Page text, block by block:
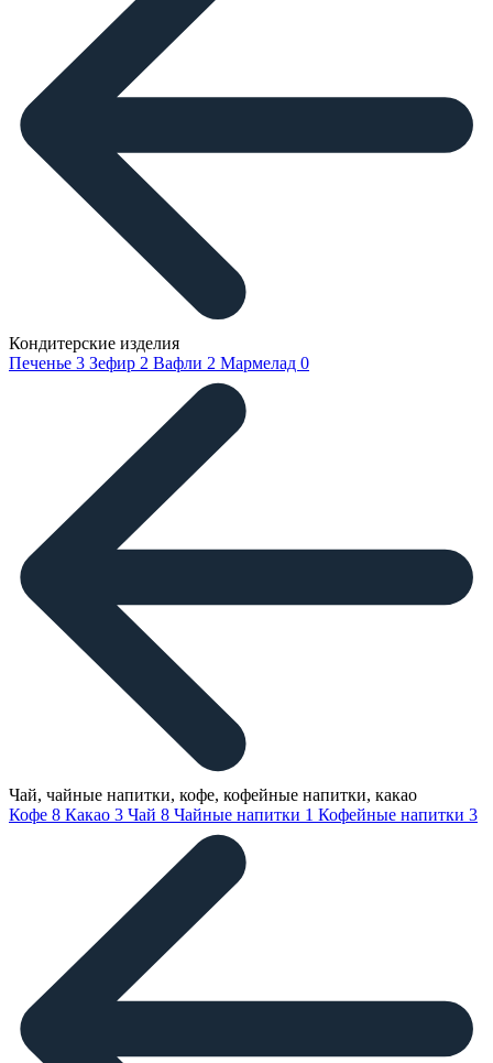
Кондитерские изделия
Печенье 3 Зефир 2 Вафли 2 Мармелад 0
Чай, чайные напитки, кофе, кофейные напитки, какао
Кофе 8 Какао 3 Чай 8 Чайные напитки 1 Кофейные напитки 3